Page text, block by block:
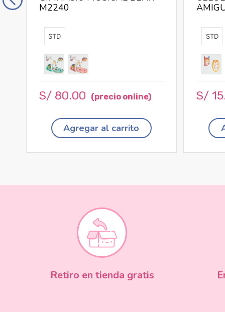
STD
M2240
S/ 80.00
Agregar al carrito
STD
S/ 15
Retiro en tienda gratis